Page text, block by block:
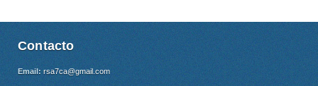
Contacto
Email: rsa7ca@gmail.com